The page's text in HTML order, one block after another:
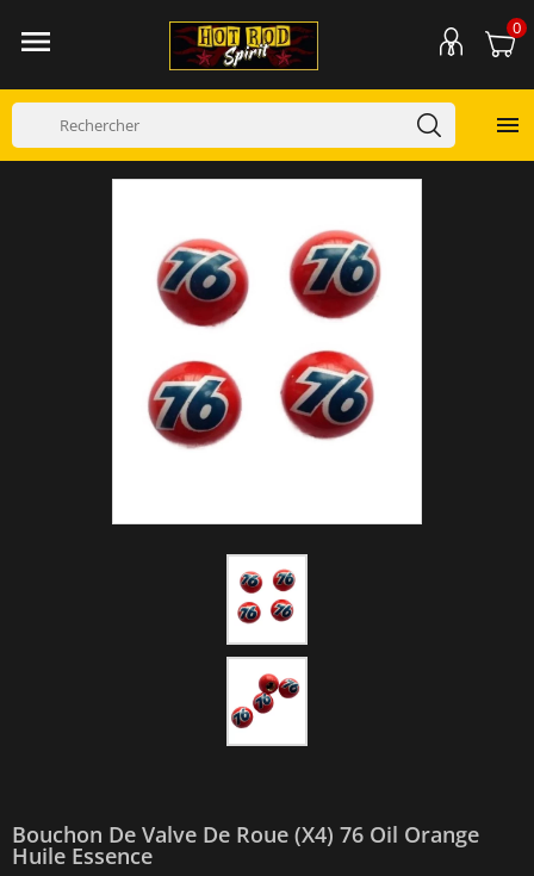
 0

Bouchon De Valve De Roue (x4) 76 Oil Orange
Huile Essence